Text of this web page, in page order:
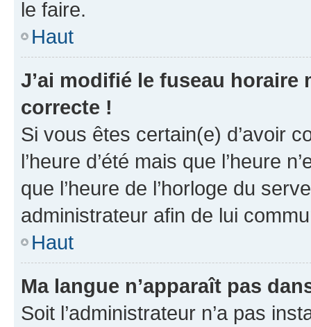
le faire.
Haut
J’ai modifié le fuseau horaire
correcte !
Si vous êtes certain(e) d’avoir
l’heure d’été mais que l’heure
que l’heure de l’horloge du
administrateur afin de lui
Haut
Ma langue n’apparaît pas
Soit l’administrateur n’a pas